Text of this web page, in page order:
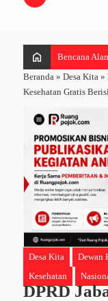
home Bencana
Beranda » Desa Kita »
Kesehatan Gratis
Desa Kita Dewan
Kesehatan
DPRD